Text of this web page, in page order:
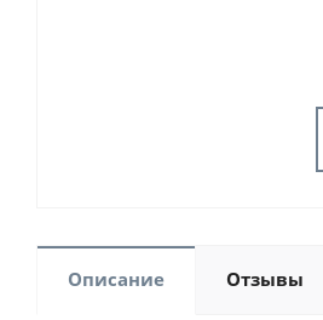
Описание Отзывы